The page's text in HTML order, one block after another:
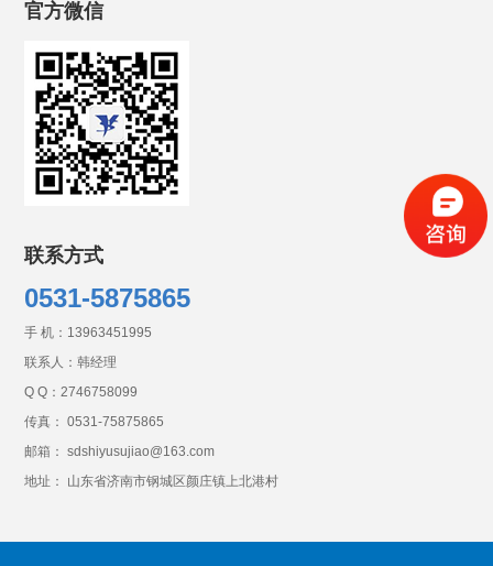
官方微信
联系方式
0531-5875865
手 机： 13963451995
联系人：韩经理
Q Q： 2746758099
传真： 0531-75875865
邮箱： sdshiyusujiao@163.com
地址： 山东省济南市钢城区颜庄镇上北港村